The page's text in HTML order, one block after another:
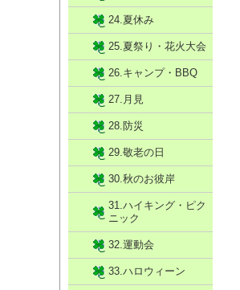
24.夏休み
25.夏祭り・花火大会
26.キャンプ・BBQ
27.月見
28.防災
29.敬老の日
30.秋のお彼岸
31.ハイキング・ピク
ニック
32.運動会
33.ハロウィーン